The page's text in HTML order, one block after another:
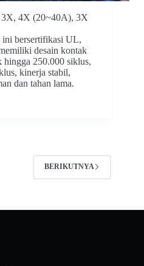
3X, 4X (20~40A), 3X
bersertifikasi UL,
desain kontak
hingga 250.000 siklus,
kinerja stabil,
dan tahan lama.
BERIKUTNYA